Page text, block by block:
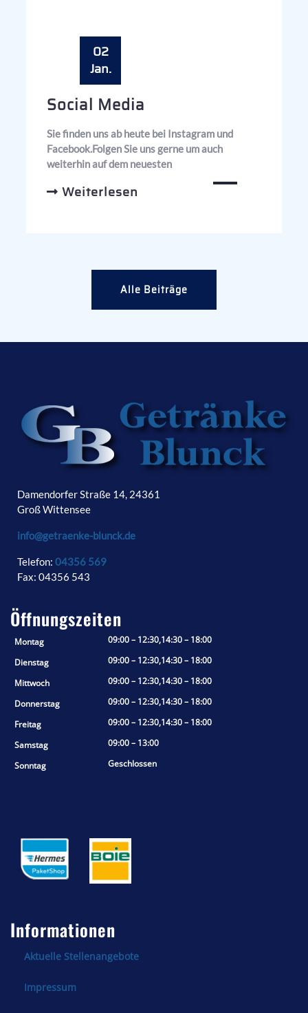
02
Jan.
Social Media
Sie finden uns ab heute bei Instagram und
Facebook.Folgen Sie uns gerne um auch
weiterhin auf dem neuesten
Weiterlesen
Alle Beiträge
Damendorfer Straße 14, 24361
Groß Wittensee
info@getraenke-blunck.de
Telefon: 04356 569
Fax: 04356 543
Öffnungszeiten
Montag
09:00 – 12:30,14:30 – 18:00
Dienstag
09:00 – 12:30,14:30 – 18:00
Mittwoch
09:00 – 12:30,14:30 – 18:00
Donnerstag
09:00 – 12:30,14:30 – 18:00
Freitag
09:00 – 12:30,14:30 – 18:00
Samstag
09:00 – 13:00
Sonntag
Geschlossen
Informationen
Aktuelle Stellenangebote
Impressum